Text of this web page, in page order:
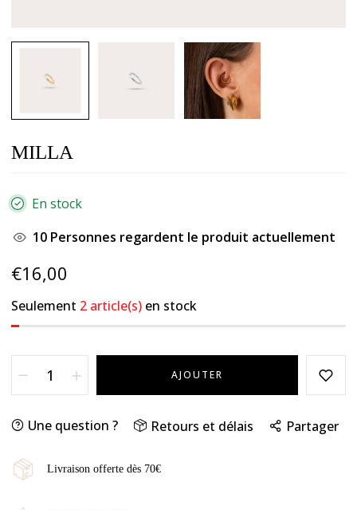
MILLA
En stock
10 Personnes regardent le produit actuellement
€16,00
Seulement 2 article(s) en stock
AJOUTER
Une question ? Retours et délais Partager
Livraison offerte dès 70€